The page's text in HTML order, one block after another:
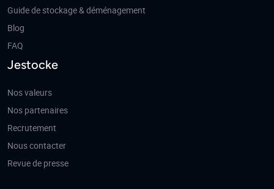
Guide de stockage & déménagement
Blog
FAQ
Jestocke
Nos valeurs
Nos partenaires
Recrutement
Nous contacter
Revue de presse